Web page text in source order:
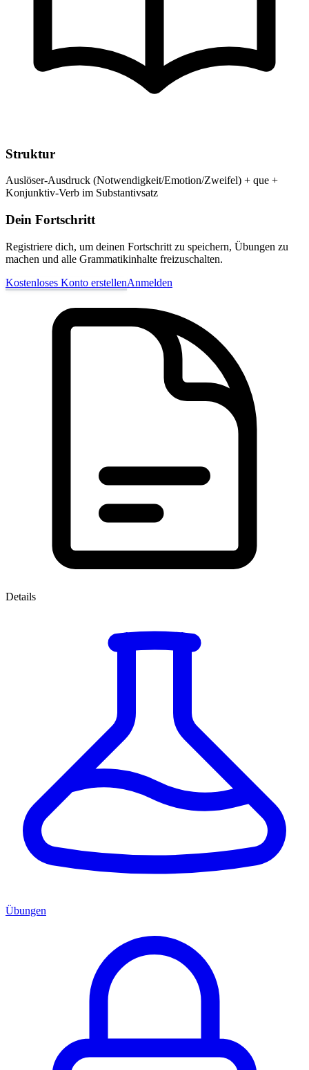
Struktur
Auslöser-Ausdruck (Notwendigkeit/Emotion/Zweifel) + que +
Konjunktiv-Verb im Substantivsatz
Dein Fortschritt
Registriere dich, um deinen Fortschritt zu speichern, Übungen zu
machen und alle Grammatikinhalte freizuschalten.
Kostenloses Konto erstellenAnmelden
Details
Übungen